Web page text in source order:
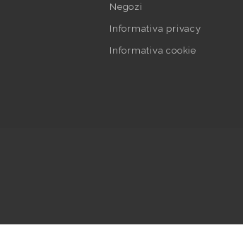
Negozi
Informativa privacy
Informativa cookie